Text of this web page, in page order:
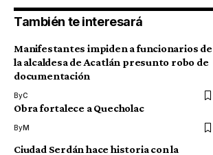
También te interesará
Manifestantes impiden a funcionarios de
la alcaldesa de Acatlán presunto robo de
documentación
ByC
Obra fortalece a Quecholac
ByM
Ciudad Serdán hace historia con la